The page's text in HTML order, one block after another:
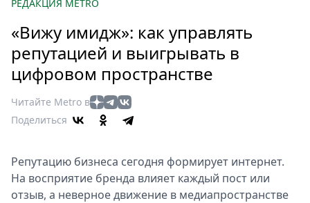
Мир
Здоровье
Еда
Туризм
Мода
Кино
Афиша
Книги
РЕДАКЦИЯ METRO
«Вижу имидж»: как управлять
репутацией и выигрывать в
цифровом пространстве
Читайте Metro в
Поделиться
Репутацию бизнеса сегодня формирует интернет.
На восприятие бренда влияет каждый пост или
отзыв, а неверное движение в медиапространстве